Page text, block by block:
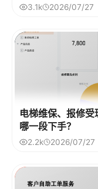
3.1k 2026/07/27
电梯维保、报修
哪一段下手？
2.2k 2026/07/27